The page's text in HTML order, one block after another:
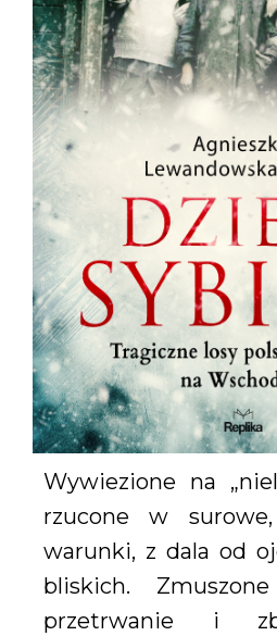
Wywiezione na
rzucone w surowe,
warunki, z dala od
bliskich.
przetrwanie i